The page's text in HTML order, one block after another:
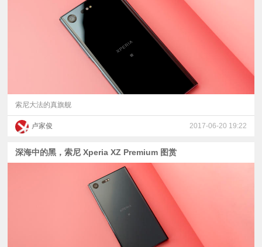
索尼大法的真旗舰
卢家俊 2017-06-20 19:22
深海中的黑，索尼 Xperia XZ Premium 图赏